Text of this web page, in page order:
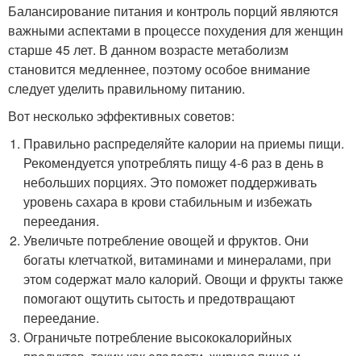
Балансирование питания и контроль порций являются
важными аспектами в процессе похудения для женщин
старше 45 лет. В данном возрасте метаболизм
становится медленнее, поэтому особое внимание
следует уделить правильному питанию.
Вот несколько эффективных советов:
Правильно распределяйте калории на приемы пищи.
Рекомендуется употреблять пищу 4-6 раз в день в
небольших порциях. Это поможет поддерживать
уровень сахара в крови стабильным и избежать
переедания.
Увеличьте потребление овощей и фруктов. Они
богаты клетчаткой, витаминами и минералами, при
этом содержат мало калорий. Овощи и фрукты также
помогают ощутить сытость и предотвращают
переедание.
Ограничьте потребление высококалорийных